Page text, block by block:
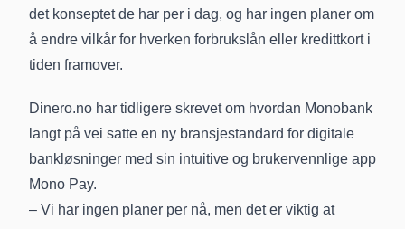
det konseptet de har per i dag, og har ingen planer om
å endre vilkår for hverken forbrukslån eller kredittkort i
tiden framover.
Dinero.no har tidligere skrevet om hvordan Monobank
langt på vei satte en ny bransjestandard for digitale
bankløsninger med sin intuitive og brukervennlige app
Mono Pay.
– Vi har ingen planer per nå, men det er viktig at